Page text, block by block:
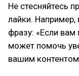
Не стесняйтесь
лайки.
фразу: «Если вам
может помочь
вашим